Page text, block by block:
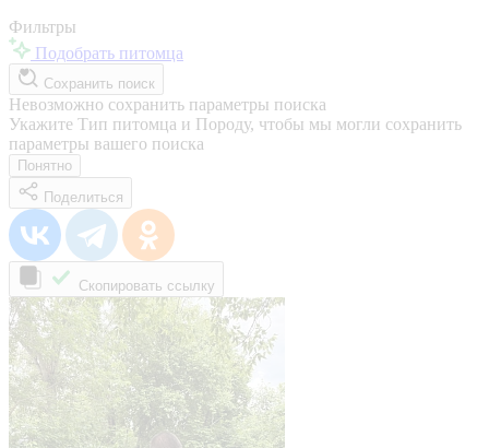
Фильтры
Подобрать питомца
Сохранить поиск
Невозможно сохранить параметры поиска
Укажите Тип питомца и Породу, чтобы мы могли сохранить
параметры вашего поиска
Понятно
Поделиться
Скопировать ссылку